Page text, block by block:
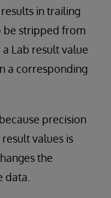
in trailing
be stripped from
Lab result value
a corresponding
precision
values is
the